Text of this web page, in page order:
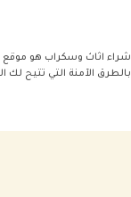
شراء اثاث وسكراب هو
بالطرق الآمنة التي تتيح